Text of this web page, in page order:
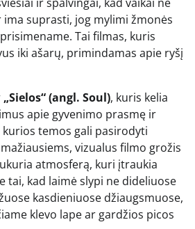
suprasti, jog mylimi žmonės
Tai filmas, kuris
iki ašarų, primindamas apie ryšį
„Sielos“ (angl. Soul), kuris kelia
apie gyvenimo prasmę ir
kurios temos gali pasirodyti
vizualus filmo grožis
atmosferą, kuri įtraukia
tai, kad laimė slypi ne dideliuose
kasdieniuose džiaugsmuose,
klevo lape ar gardžios picos